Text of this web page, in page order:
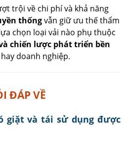
trội về chi phí và khả năng
thốngvẫn giữ ưu thế thẩm
chọn loại vải nào phụ thuộc
chiến lược phát triển bền
doanh nghiệp.
ĐÁP VỀ
giặt và tái sử dụng được